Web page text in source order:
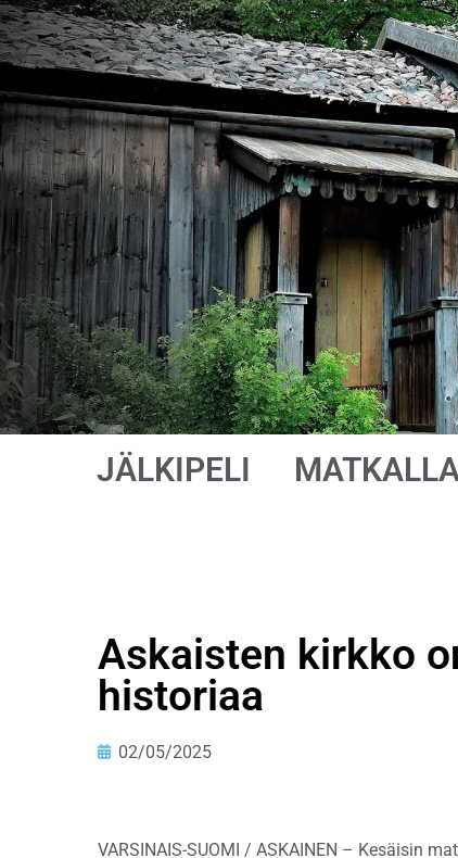
JÄLKIPELI
Askaisten kirkko
historiaa
02/05/2025
VARSINAIS-SUOMI / ASKAINEN – Kesäisin